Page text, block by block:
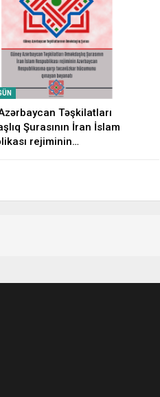
Təşkilatları
Şurasının İran İslam
rejiminin…